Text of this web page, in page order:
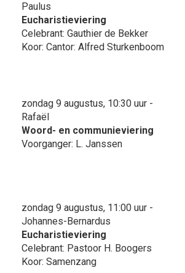
Paulus
Eucharistieviering
Celebrant: Gauthier de Bekker
Koor: Cantor: Alfred Sturkenboom
zondag 9 augustus, 10:30 uur -
Rafaël
Woord- en communieviering
Voorganger: L. Janssen
zondag 9 augustus, 11:00 uur -
Johannes-Bernardus
Eucharistieviering
Celebrant: Pastoor H. Boogers
Koor: Samenzang